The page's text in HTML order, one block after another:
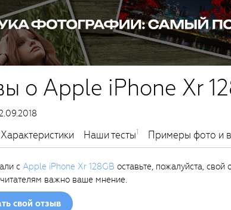
о Apple iPhone Xr
Характеристики Наши тесты1 Примеры фото и
с Apple iPhone Xr 128GB оставьте, пожалуйста, свой
важно ваше мнение.
свой отзыв